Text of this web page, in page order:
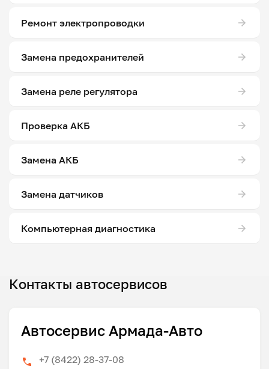
Ремонт электропроводки
Замена предохранителей
Замена реле регулятора
Проверка АКБ
Замена АКБ
Замена датчиков
Компьютерная диагностика
Контакты автосервисов
Автосервис Армада-Авто
+7 (8422) 28-37-08